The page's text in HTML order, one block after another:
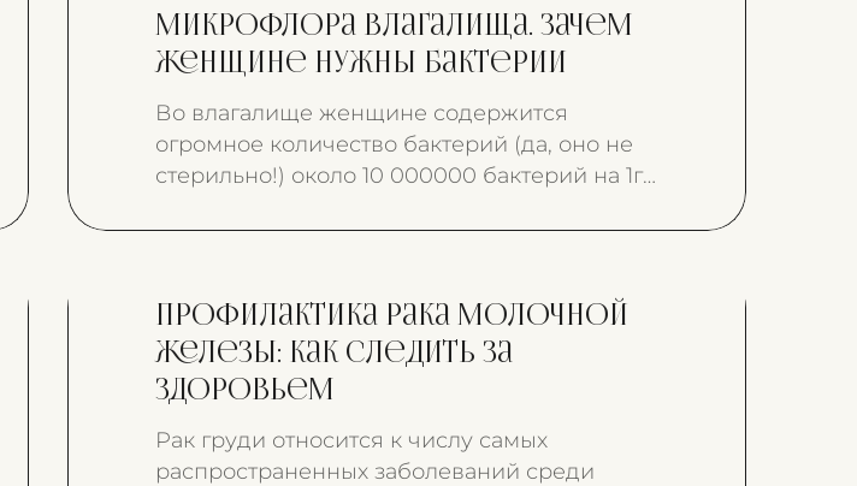
Микрофлора влагалища. Зачем
женщине нужны бактерии
Во влагалище женщине содержится
огромное количество бактерий (да, оно не
стерильно!) около 10 000000 бактерий на 1г
Профилактика рака молочной
железы: как следить за
здоровьем
Рак груди относится к числу самых
распространенных заболеваний среди